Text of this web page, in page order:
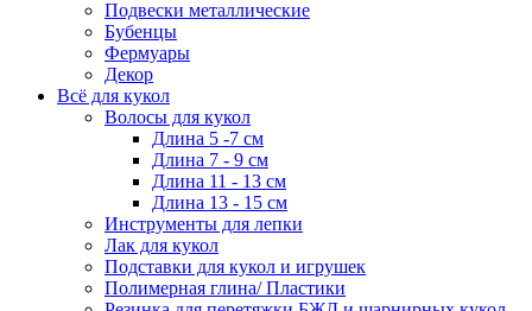
Подвески металлические
Бубенцы
Фермуары
Декор
Всё для кукол
Волосы для кукол
Длина 5 -7 см
Длина 7 - 9 см
Длина 11 - 13 см
Длина 13 - 15 см
Инструменты для лепки
Лак для кукол
Подставки для кукол и игрушек
Полимерная глина/ Пластики